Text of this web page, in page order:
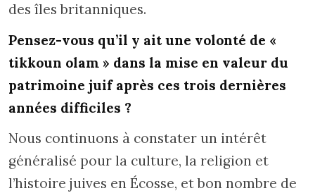
des îles britanniques.
Pensez-vous qu’il y ait une volonté de «
tikkoun olam » dans la mise en valeur du
patrimoine juif après ces trois dernières
années difficiles ?
Nous continuons à constater un intérêt
généralisé pour la culture, la religion et
l’histoire juives en Écosse, et bon nombre de